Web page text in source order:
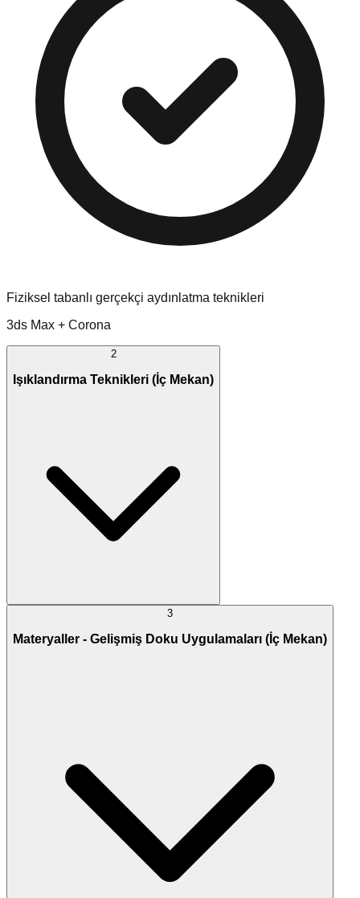
Fiziksel tabanlı gerçekçi aydınlatma teknikleri
3ds Max + Corona
2
Işıklandırma Teknikleri (İç Mekan)
3
Materyaller - Gelişmiş Doku Uygulamaları (İç Mekan)